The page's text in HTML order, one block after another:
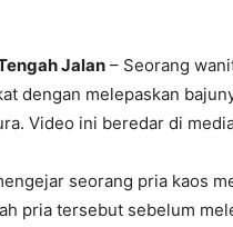
Jalan – Seorang
dengan melepaskan
Video ini beredar di
seorang pria kaos
pria tersebut sebelum